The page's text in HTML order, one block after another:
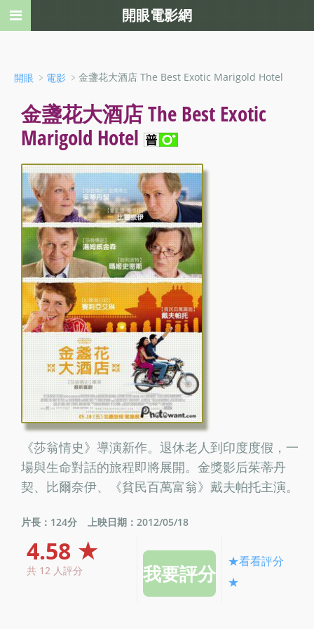
開眼 ﹥ 電影 ﹥金盞花大酒店 The Best Exotic Marigold Hotel
金盞花大酒店 The Best Exotic
Marigold Hotel
《莎翁情史》導演新作。退休老人到印度度假，一
場與生命對話的旅程即將展開。金獎影后茱蒂丹
契、比爾奈伊、《貧民百萬富翁》戴夫帕托主演。
片長：124分 上映日期：2012/05/18
4.58 ★
共 12 人評分
★看看評分
★
開眼電影網